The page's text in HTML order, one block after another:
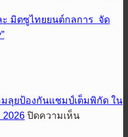
ะ มิตซูไทยยนต์กลการ จัด
ลุยป้องกันแชมป์เต็มพิกัด ใน
2026 ปิดความเห็นบน